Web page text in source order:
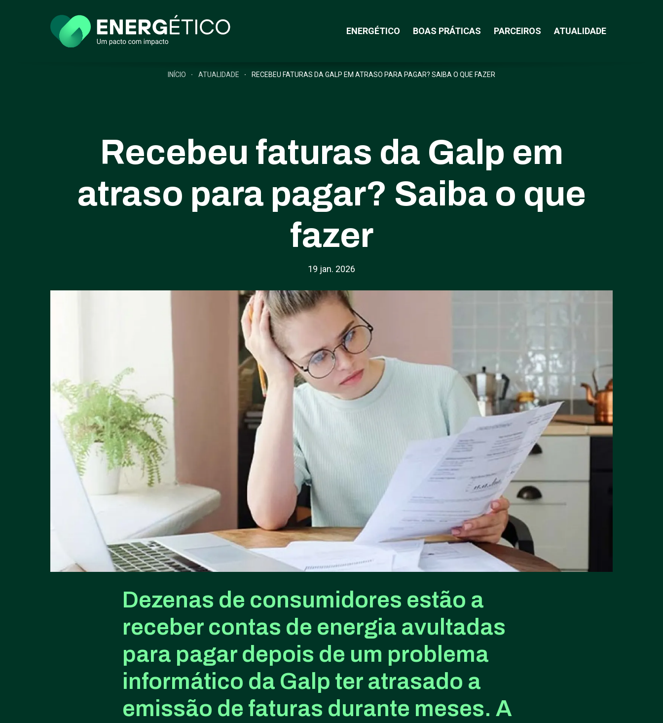
ENERGÉTICO BOAS PRÁTICAS PARCEIROS ATUALIDADE
INÍCIO ATUALIDADE RECEBEU FATURAS DA GALP EM ATRASO PARA PAGAR? SAIBA O QUE FAZER
Recebeu faturas da Galp em
atraso para pagar? Saiba o que
fazer
19 jan. 2026
Dezenas de consumidores estão a
receber contas de energia avultadas
para pagar depois de um problema
informático da Galp ter atrasado a
emissão de faturas durante meses. A